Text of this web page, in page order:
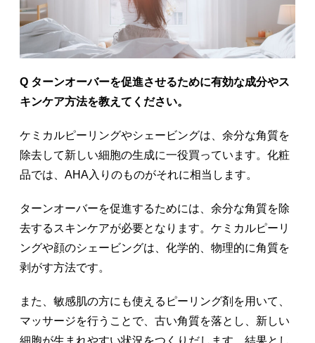
Q ターンオーバーを促進させるために有効な成分やス
キンケア方法を教えてください。
ケミカルピーリングやシェービングは、余分な角質を
除去して新しい細胞の生成に一役買っています。化粧
品では、AHA入りのものがそれに相当します。
ターンオーバーを促進するためには、余分な角質を除
去するスキンケアが必要となります。ケミカルピーリ
ングや顔のシェービングは、化学的、物理的に角質を
剥がす方法です。
また、敏感肌の方にも使えるピーリング剤を用いて、
マッサージを行うことで、古い角質を落とし、新しい